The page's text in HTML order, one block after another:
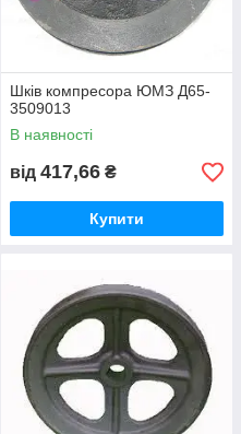
Шків компресора ЮМЗ Д65-
3509013
В наявності
від 417,66 ₴
Купити